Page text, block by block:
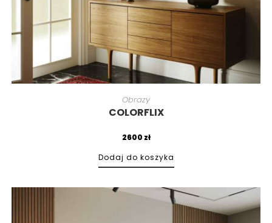
Obrazy
COLORFLIX
2600 zł
Dodaj do koszyka